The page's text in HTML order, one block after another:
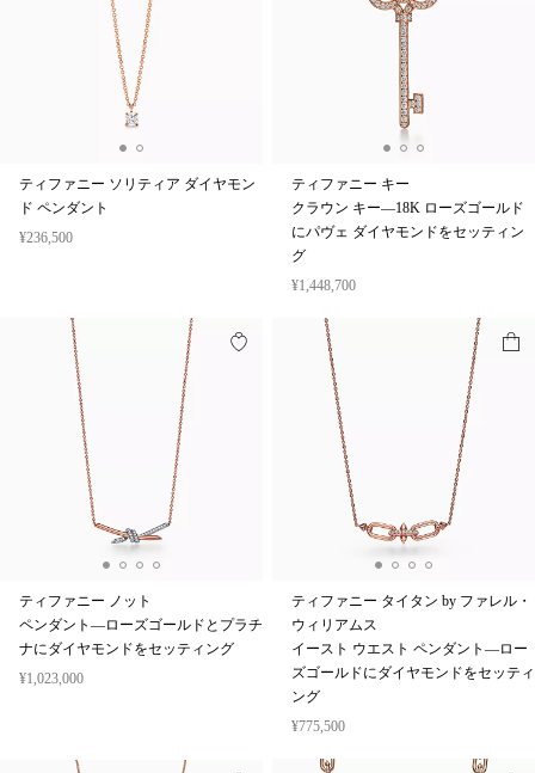
ティファニー ソリティア ダイヤモン
ド ペンダント
¥236,500
ティファニー キー
クラウン キー—18K ローズゴールド
にパヴェ ダイヤモンドをセッティン
グ
¥1,448,700
ティファニー ノット
ペンダント—ローズゴールドとプラチ
ナにダイヤモンドをセッティング
¥1,023,000
ティファニー タイタン by ファレル・
ウィリアムス
イースト ウエスト ペンダント—ロー
ズゴールドにダイヤモンドをセッティ
ング
¥775,500